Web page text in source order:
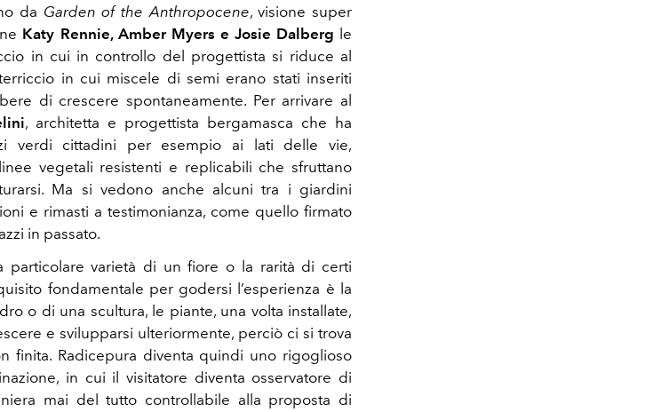
da Garden of the Anthropocene, visione super
Katy Rennie, Amber Myers e Josie Dalberg le
in cui in controllo del progettista si riduce al
in cui miscele di semi erano stati inseriti
di crescere spontaneamente. Per arrivare al
, architetta e progettista bergamasca che ha
verdi cittadini per esempio ai lati delle vie,
vegetali resistenti e replicabili che sfruttano
Ma si vedono anche alcuni tra i giardini
e rimasti a testimonianza, come quello firmato
in passato.
particolare varietà di un fiore o la rarità di certi
fondamentale per godersi l’esperienza è la
o di una scultura, le piante, una volta installate,
e svilupparsi ulteriormente, perciò ci si trova
finita. Radicepura diventa quindi uno rigoglioso
in cui il visitatore diventa osservatore di
mai del tutto controllabile alla proposta di